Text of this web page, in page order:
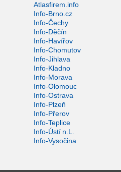
Atlasfirem.info
Info-Brno.cz
Info-Čechy
Info-Děčín
Info-Havířov
Info-Chomutov
Info-Jihlava
Info-Kladno
Info-Morava
Info-Olomouc
Info-Ostrava
Info-Plzeň
Info-Přerov
Info-Teplice
Info-Ústí n.L.
Info-Vysočina